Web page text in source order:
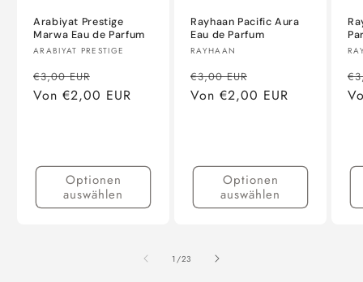
Arabiyat Prestige
Marwa Eau de Parfum
Anbieter:
ARABIYAT PRESTIGE
Normaler
Preis
€3,00 EUR
Von €2,00 EUR
Optionen
auswählen
Rayhaan Pacific Aura
Eau de Parfum
Anbieter:
RAYHAAN
Normaler
Preis
€3,00 EUR
Von €2,00 EUR
Optionen
auswählen
1 /von
23